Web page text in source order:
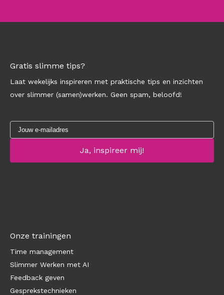
Gratis slimme tips?
Laat wekelijks inspireren met praktische tips en inzichten
over slimmer (samen)werken. Geen spam, beloofd!
Onze trainingen
Time management
Slimmer Werken met AI
Feedback geven
Gesprekstechnieken